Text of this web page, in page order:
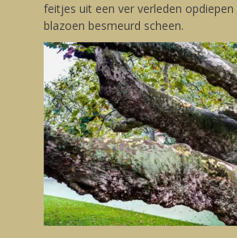
feitjes uit een ver verleden
blazoen besmeurd scheen.